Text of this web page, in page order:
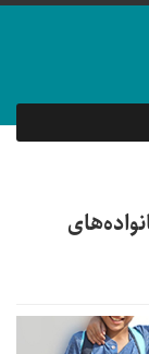
خانواده‌های